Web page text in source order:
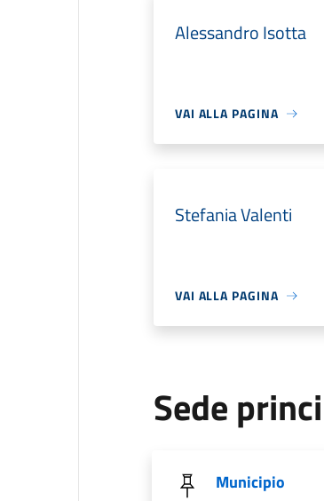
Alessandro Isotta
VAI ALLA PAGINA
Stefania Valenti
VAI ALLA PAGINA
Sede
Municipio